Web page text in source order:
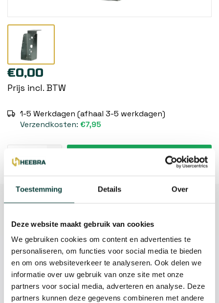
Toestemming Details Over
Deze website maakt gebruik van cookies
We gebruiken cookies om content en advertenties te
personaliseren, om functies voor social media te bieden
en om ons websiteverkeer te analyseren. Ook delen we
informatie over uw gebruik van onze site met onze
partners voor social media, adverteren en analyse. Deze
partners kunnen deze gegevens combineren met andere
€0,00
Prijs incl. BTW
1-5 Werkdagen (afhaal 3-5 werkdagen)
Verzendkosten: €7,95
Toevoegen aan winkelwagen
Reviews
Kunnen we je helpen?
085-2121757